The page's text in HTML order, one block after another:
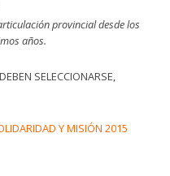
provincial desde los
años.
SELECCIONARSE,
Y MISIÓN 2015